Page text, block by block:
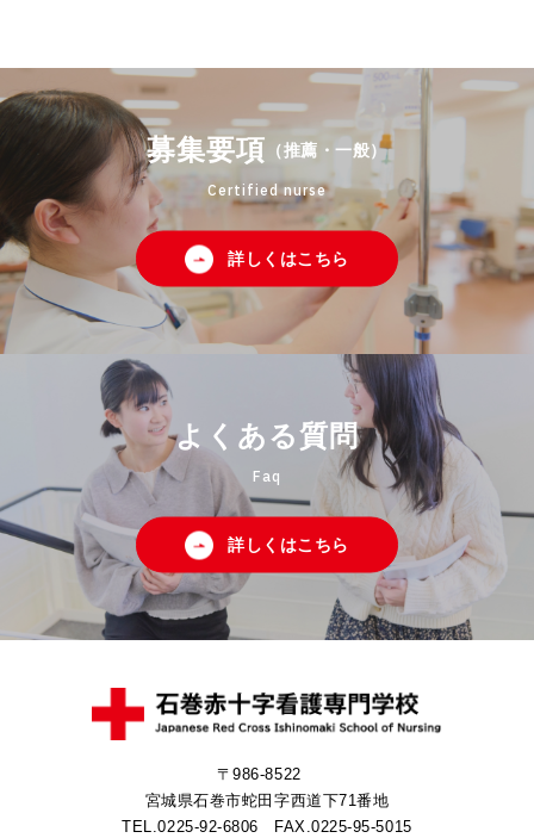
募集要項 （推薦・一般）
Certified nurse
詳しくはこちら
よくある質問
Faq
詳しくはこちら
〒986-8522
宮城県石巻市蛇田字西道下71番地
TEL.0225-92-6806 FAX.0225-95-5015